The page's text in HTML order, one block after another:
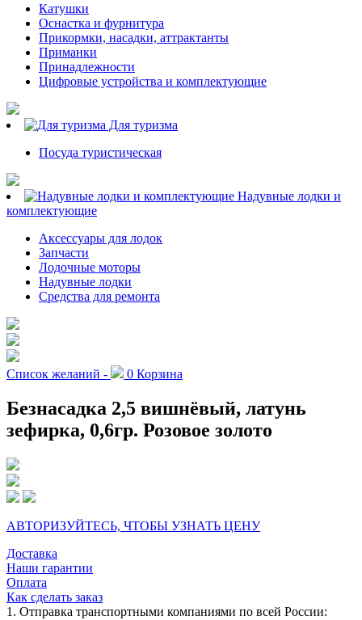
Катушки
Оснастка и фурнитура
Прикормки, насадки, аттрактанты
Приманки
Принадлежности
Цифровые устройства и комплектующие
Для туризма
Посуда туристическая
Надувные лодки и
комплектующие
Аксессуары для лодок
Запчасти
Лодочные моторы
Надувные лодки
Средства для ремонта
Список желаний - 0 Корзина
Безнасадка 2,5 вишнёвый, латунь
зефирка, 0,6гр. Розовое золото
АВТОРИЗУЙТЕСЬ, ЧТОБЫ УЗНАТЬ ЦЕНУ
Доставка
Наши гарантии
Оплата
Как сделать заказ
1. Отправка транспортными компаниями по всей России: